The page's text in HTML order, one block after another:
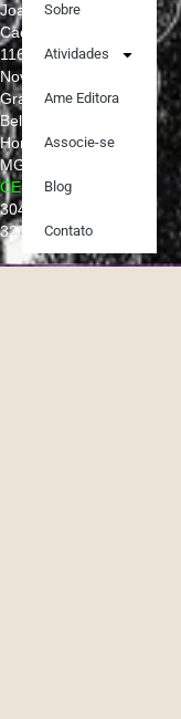
Sobre
Atividades
Ame Editora
Associe-se
Blog
Contato
Joaquim
Caetano,
1160
Nova
Granada,
Belo
Horizonte –
MG
CEP:
30431-
320